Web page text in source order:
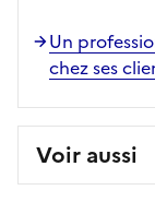
Un
chez ses
Voir aussi